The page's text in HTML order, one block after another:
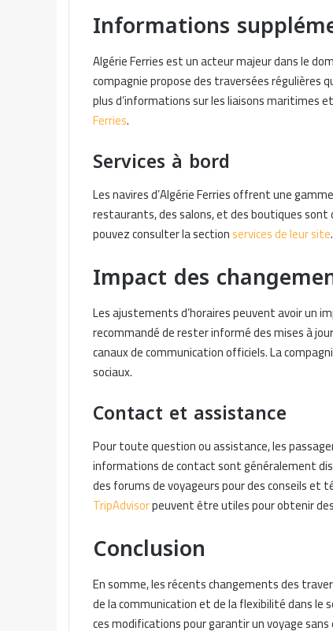
Informations
Algérie Ferries est un acteur majeur dans le
compagnie propose des traversées régulières
plus d’informations sur les liaisons maritimes
Ferries.
Services à bord
Les navires d’Algérie Ferries offrent une
restaurants, des salons, et des boutiques sont
pouvez consulter la sectionservices de leur site.
Impact des
Les ajustements d’horaires peuvent avoir un
recommandé de rester informé des mises à
canaux de communication officiels. La
sociaux.
Contact et assistance
Pour toute question ou assistance, les
informations de contact sont généralement
des forums de voyageurs pour des conseils et
TripAdvisorpeuvent être utiles pour obtenir
Conclusion
En somme, les récents changements des
de la communication et de la flexibilité dans
ces modifications pour garantir un voyage